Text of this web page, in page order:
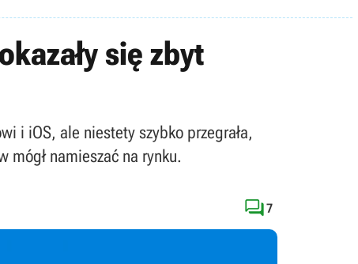
się zbyt
i iOS, ale niestety szybko przegrała,
namieszać na rynku.
7